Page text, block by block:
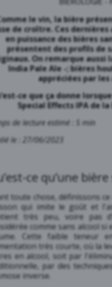
le vin, la bière
de croître. Ces
en puissance des bières
présentent des profils de
On remarque aussi
India Pale Ale -; bières
appréciées par
ce que ça donne
Special Effects IPA de
de lecture estimé : 5 min
le : 27/06/2023
ce qu’une
toute chose, définissons
qui imite le goût et
très peu, voire pas
comme sans alcool si
Cette faible teneur
très courte, où la
en alcool, soit par
par des
inverse.